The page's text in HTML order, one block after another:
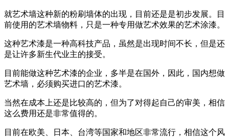
就艺术墙这种新的粉刷墙体的出现，目前还是是初步发展。目
前使用的艺术墙物料，只是一种专用做艺术效果的艺术涂漆。
这种艺术漆是一种高科技产品，虽然是出现时间不长，但是还
是让许多新生代业主的接受。
目前能做这种艺术漆的企业，多半是在国外，因此，国内想做
艺术墙，必须购买进口的艺术漆。
当然在成本上还是比较高的，但为了对得起自己的审美，相信
这么费用还是非常值得的。
目前在欧美、日本、台湾等国家和地区非常流行，相信这个风